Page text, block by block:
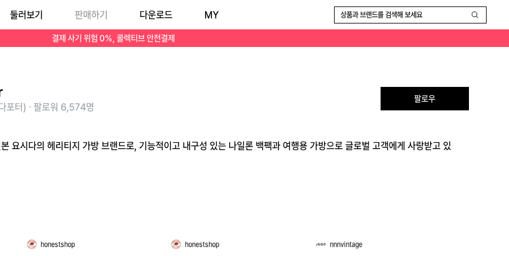
결제 사기 위험 0%, 콜렉티브 안전결제
둘러보기 판매하기 다운로드 MY 상품과 브랜드를 검색해 보세요
포터) · 팔로워 6,574명
팔로우
요시다의 헤리티지 가방 브랜드로, 기능적이고 내구성 있는 나일론 백팩과 여행용 가방으로 글로벌 고객에게 사랑받고 있
honestshop honestshop nnnvintage